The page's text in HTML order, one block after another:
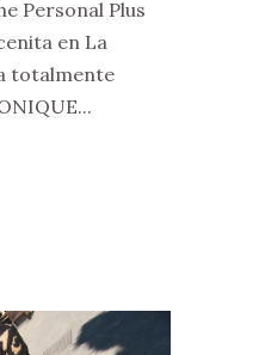
Personal Plus
en La
totalmente